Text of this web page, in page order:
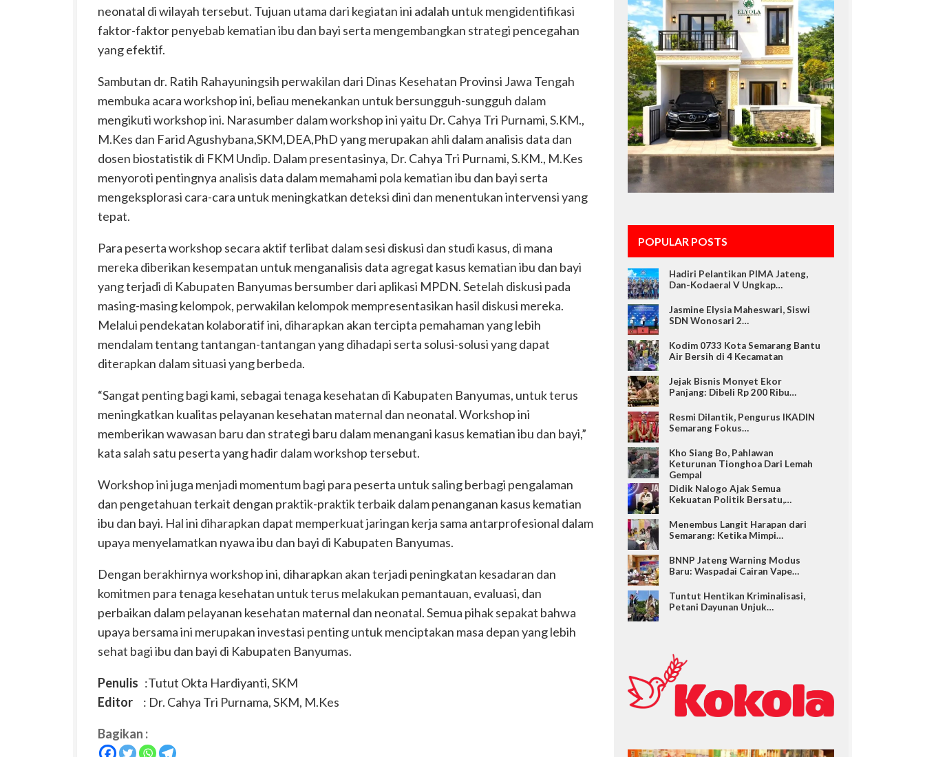
neonatal di wilayah tersebut. Tujuan utama dari kegiatan ini adalah untuk mengidentifikasi
faktor-faktor penyebab kematian ibu dan bayi serta mengembangkan strategi pencegahan
yang efektif.
Sambutan dr. Ratih Rahayuningsih perwakilan dari Dinas Kesehatan Provinsi Jawa Tengah
membuka acara workshop ini, beliau menekankan untuk bersungguh-sungguh dalam
mengikuti workshop ini. Narasumber dalam workshop ini yaitu Dr. Cahya Tri Purnami, S.KM.,
M.Kes dan Farid Agushybana,SKM,DEA,PhD yang merupakan ahli dalam analisis data dan
dosen biostatistik di FKM Undip. Dalam presentasinya, Dr. Cahya Tri Purnami, S.KM., M.Kes
menyoroti pentingnya analisis data dalam memahami pola kematian ibu dan bayi serta
mengeksplorasi cara-cara untuk meningkatkan deteksi dini dan menentukan intervensi yang
tepat.
Para peserta workshop secara aktif terlibat dalam sesi diskusi dan studi kasus, di mana
mereka diberikan kesempatan untuk menganalisis data agregat kasus kematian ibu dan bayi
yang terjadi di Kabupaten Banyumas bersumber dari aplikasi MPDN. Setelah diskusi pada
masing-masing kelompok, perwakilan kelompok mempresentasikan hasil diskusi mereka.
Melalui pendekatan kolaboratif ini, diharapkan akan tercipta pemahaman yang lebih
mendalam tentang tantangan-tantangan yang dihadapi serta solusi-solusi yang dapat
diterapkan dalam situasi yang berbeda.
“Sangat penting bagi kami, sebagai tenaga kesehatan di Kabupaten Banyumas, untuk terus
meningkatkan kualitas pelayanan kesehatan maternal dan neonatal. Workshop ini
memberikan wawasan baru dan strategi baru dalam menangani kasus kematian ibu dan bayi,”
kata salah satu peserta yang hadir dalam workshop tersebut.
Workshop ini juga menjadi momentum bagi para peserta untuk saling berbagi pengalaman
dan pengetahuan terkait dengan praktik-praktik terbaik dalam penanganan kasus kematian
ibu dan bayi. Hal ini diharapkan dapat memperkuat jaringan kerja sama antarprofesional dalam
upaya menyelamatkan nyawa ibu dan bayi di Kabupaten Banyumas.
Dengan berakhirnya workshop ini, diharapkan akan terjadi peningkatan kesadaran dan
komitmen para tenaga kesehatan untuk terus melakukan pemantauan, evaluasi, dan
perbaikan dalam pelayanan kesehatan maternal dan neonatal. Semua pihak sepakat bahwa
upaya bersama ini merupakan investasi penting untuk menciptakan masa depan yang lebih
sehat bagi ibu dan bayi di Kabupaten Banyumas.
Penulis :Tutut Okta Hardiyanti, SKM
Editor : Dr. Cahya Tri Purnama, SKM, M.Kes
Bagikan :
POPULAR POSTS
Hadiri Pelantikan PIMA Jateng,
Dan-Kodaeral V Ungkap…
Jasmine Elysia Maheswari, Siswi
SDN Wonosari 2…
Kodim 0733 Kota Semarang Bantu
Air Bersih di 4 Kecamatan
Jejak Bisnis Monyet Ekor
Panjang: Dibeli Rp 200 Ribu…
Resmi Dilantik, Pengurus IKADIN
Semarang Fokus…
Kho Siang Bo, Pahlawan
Keturunan Tionghoa Dari Lemah
Gempal
Didik Nalogo Ajak Semua
Kekuatan Politik Bersatu,…
Menembus Langit Harapan dari
Semarang: Ketika Mimpi…
BNNP Jateng Warning Modus
Baru: Waspadai Cairan Vape…
Tuntut Hentikan Kriminalisasi,
Petani Dayunan Unjuk…